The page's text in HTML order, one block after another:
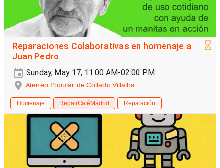
Reparaciones Colaborativas en homenaje a
Juan Pedro
Sunday, May 17, 11:00 AM-02:00 PM
Ateneo Popular de Collado Villalba
Homenaje RepairCaféMadrid Reparación